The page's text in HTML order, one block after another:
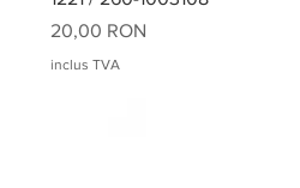
Preț
20,00 RON
inclus TVA